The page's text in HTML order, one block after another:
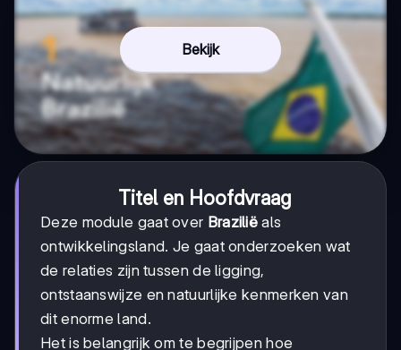
Bekijk
Titel en Hoofdvraag
Deze module gaat over Brazilië als
ontwikkelingsland. Je gaat onderzoeken wat
de relaties zijn tussen de ligging,
ontstaanswijze en natuurlijke kenmerken van
dit enorme land.
Het is belangrijk om te begrijpen hoe